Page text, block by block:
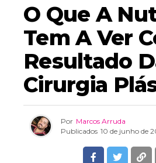
O Que A
Tem A Ver
Resultado
Cirurgia
Por Marcos Arruda
Publicados 10 de junho de